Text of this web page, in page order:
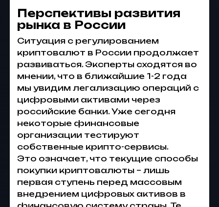
Перспективы развития
рынка в России
Ситуация с регулированием
криптовалют в России продолжает
развиваться. Эксперты сходятся во
мнении, что в ближайшие 1-2 года
мы увидим легализацию операций с
цифровыми активами через
российские банки. Уже сегодня
некоторые финансовые
организации тестируют
собственные крипто-сервисы.
Это означает, что текущие способы
покупки криптовалюты – лишь
первая ступень перед массовым
внедрением цифровых активов в